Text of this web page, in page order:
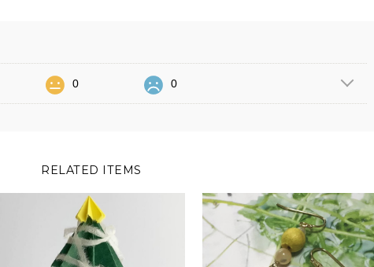
0 0
RELATED ITEMS